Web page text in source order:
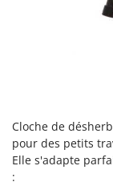
Calory Forni
Cloche de
pour des petits
Elle s'adapte
: